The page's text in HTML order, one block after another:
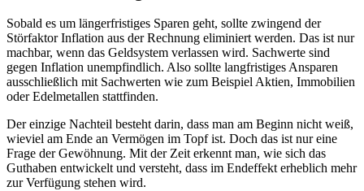
Sobald es um längerfristiges Sparen geht, sollte zwingend der
Störfaktor Inflation aus der Rechnung eliminiert werden. Das ist nur
machbar, wenn das Geldsystem verlassen wird. Sachwerte sind
gegen Inflation unempfindlich. Also sollte langfristiges Ansparen
ausschließlich mit Sachwerten wie zum Beispiel Aktien, Immobilien
oder Edelmetallen stattfinden.
Der einzige Nachteil besteht darin, dass man am Beginn nicht weiß,
wieviel am Ende an Vermögen im Topf ist. Doch das ist nur eine
Frage der Gewöhnung. Mit der Zeit erkennt man, wie sich das
Guthaben entwickelt und versteht, dass im Endeffekt erheblich mehr
zur Verfügung stehen wird.